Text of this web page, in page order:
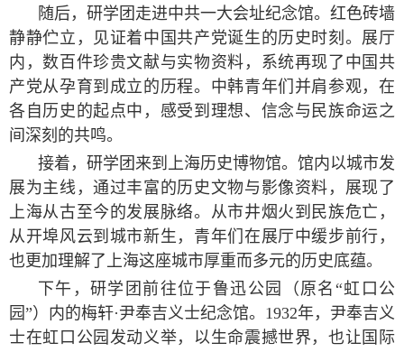
随后，研学团走进中共一大会址纪念馆。红色砖墙
静静伫立，见证着中国共产党诞生的历史时刻。展厅
内，数百件珍贵文献与实物资料，系统再现了中国共
产党从孕育到成立的历程。中韩青年们并肩参观，在
各自历史的起点中，感受到理想、信念与民族命运之
间深刻的共鸣。
接着，研学团来到上海历史博物馆。馆内以城市发
展为主线，通过丰富的历史文物与影像资料，展现了
上海从古至今的发展脉络。从市井烟火到民族危亡，
从开埠风云到城市新生，青年们在展厅中缓步前行，
也更加理解了上海这座城市厚重而多元的历史底蕴。
下午，研学团前往位于鲁迅公园（原名“虹口公
园”）内的梅轩·尹奉吉义士纪念馆。 1932年，尹奉吉义
士在虹口公园发动义举，以生命震撼世界，也让国际